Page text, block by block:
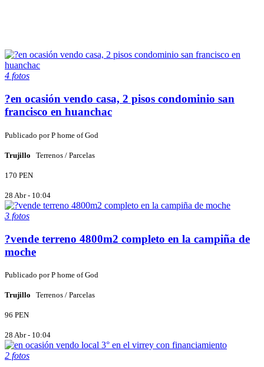
4 fotos
?en ocasión vendo casa, 2 pisos condominio san
francisco en huanchac
Publicado porP home of God
Trujillo Terrenos / Parcelas
170 PEN
28 Abr - 10:04
3 fotos
?vende terreno 4800m2 completo en la campiña de
moche
Publicado porP home of God
Trujillo Terrenos / Parcelas
96 PEN
28 Abr - 10:04
2 fotos